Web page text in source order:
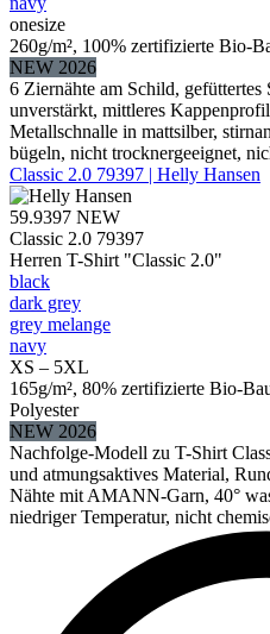
onesize
260g/m², 100% zertifizierte Bio-
NEW 2026
6 Ziernähte am Schild,
unverstärkt, mittleres
Metallschnalle in mattsilber,
bügeln, nicht trocknergeeignet,
Classic 2.0 79397 | Helly Hansen
59.9397 NEW
Classic 2.0 79397
Herren T-Shirt "Classic 2.0"
black
dark grey
grey melange
navy
XS – 5XL
165g/m², 80% zertifizierte Bio-
Polyester
NEW 2026
Nachfolge-Modell zu T-Shirt
und atmungsaktives Material,
Nähte mit AMANN-Garn, 40°
niedriger Temperatur, nicht